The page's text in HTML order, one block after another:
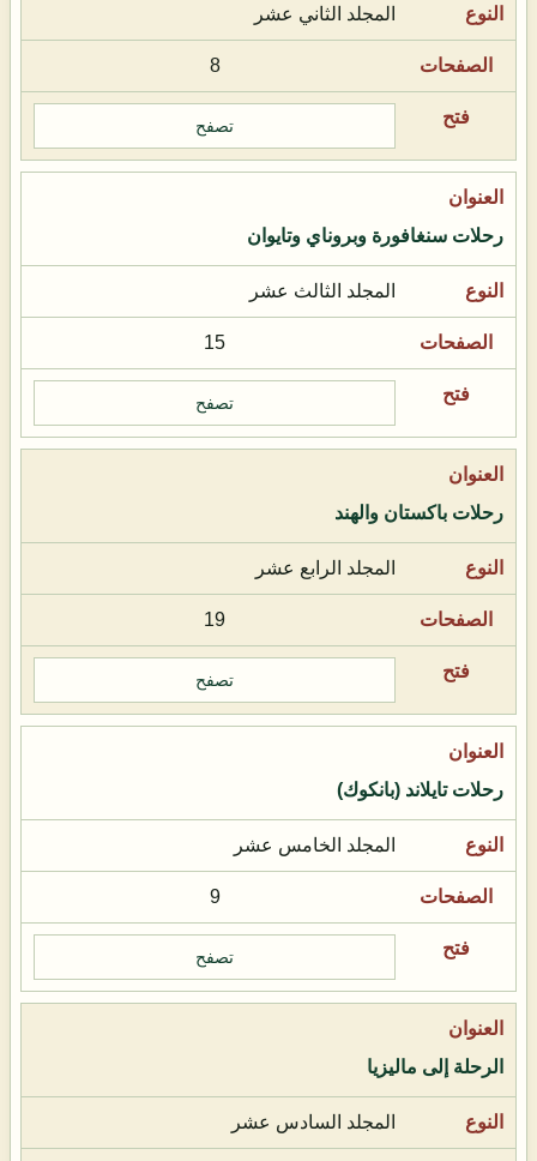
المجلد الثاني عشر
8
تصفح
رحلات سنغافورة وبروناي وتايوان
المجلد الثالث عشر
15
تصفح
رحلات باكستان والهند
المجلد الرابع عشر
19
تصفح
رحلات تايلاند (بانكوك)
المجلد الخامس عشر
9
تصفح
الرحلة إلى ماليزيا
المجلد السادس عشر